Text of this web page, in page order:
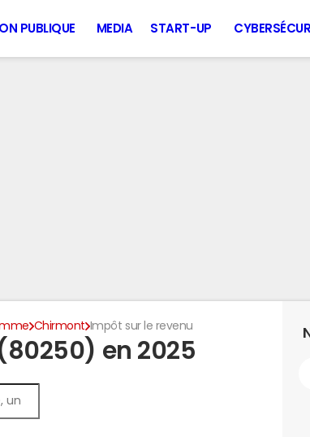
PUBLIQUE MEDIA START-UP
Chirmont Impôt sur le revenu
en 2025